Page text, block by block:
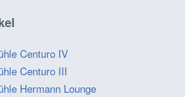
Centuro IV
Centuro III
Hermann Lounge